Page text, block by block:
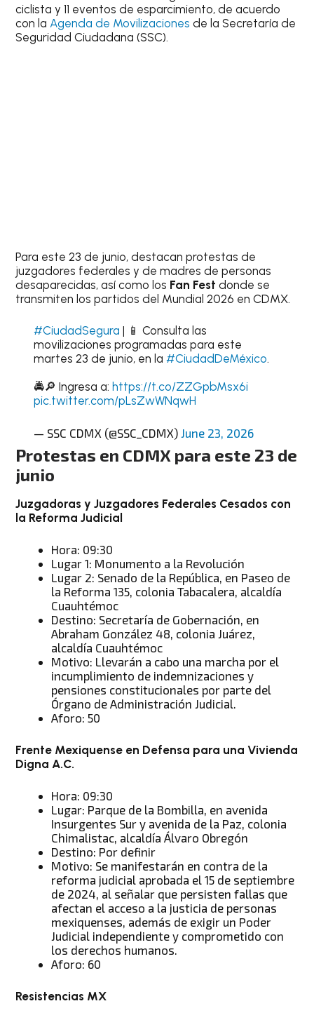
ciclista y 11 eventos de esparcimiento, de acuerdo
con laAgenda de Movilizaciones de la Secretaría de
Seguridad Ciudadana (SSC).
Para este 23 de junio, destacan protestas de
juzgadores federales y de madres de personas
desaparecidas, así como los Fan Fest donde se
transmiten los partidos del Mundial 2026 en CDMX.
#CiudadSegura | 📱 Consulta las
movilizaciones programadas para este
martes 23 de junio, en la #CiudadDeMéxico.
🚔🔎 Ingresa a: https://t.co/ZZGpbMsx6i
pic.twitter.com/pLsZwWNqwH
— SSC CDMX (@SSC_CDMX) June 23, 2026
Protestas en CDMX para este 23 de
junio
Juzgadoras y Juzgadores Federales Cesados con
la Reforma Judicial
Hora: 09:30
Lugar 1: Monumento a la Revolución
Lugar 2: Senado de la República, en Paseo de
la Reforma 135, colonia Tabacalera, alcaldía
Cuauhtémoc
Destino: Secretaría de Gobernación, en
Abraham González 48, colonia Juárez,
alcaldía Cuauhtémoc
Motivo: Llevarán a cabo una marcha por el
incumplimiento de indemnizaciones y
pensiones constitucionales por parte del
Órgano de Administración Judicial.
Aforo: 50
Frente Mexiquense en Defensa para una Vivienda
Digna A.C.
Hora: 09:30
Lugar: Parque de la Bombilla, en avenida
Insurgentes Sur y avenida de la Paz, colonia
Chimalistac, alcaldía Álvaro Obregón
Destino: Por definir
Motivo: Se manifestarán en contra de la
reforma judicial aprobada el 15 de septiembre
de 2024, al señalar que persisten fallas que
afectan el acceso a la justicia de personas
mexiquenses, además de exigir un Poder
Judicial independiente y comprometido con
los derechos humanos.
Aforo: 60
Resistencias MX